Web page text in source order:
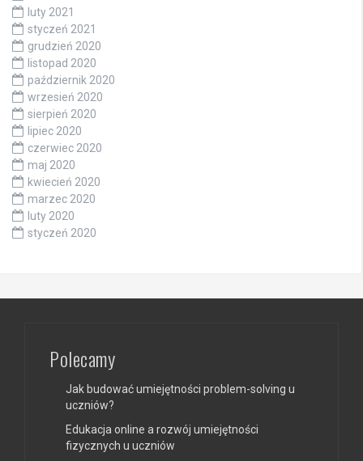
luty 2021
styczeń 2021
grudzień 2020
listopad 2020
październik 2020
wrzesień 2020
sierpień 2020
lipiec 2020
czerwiec 2020
maj 2020
kwiecień 2020
marzec 2020
luty 2020
styczeń 2020
Polecamy
Jak budować umiejętności problem-solving u
uczniów?
Edukacja online a rozwój umiejętności
fizycznych u uczniów